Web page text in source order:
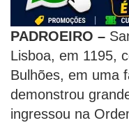
PADROEIRO –
Lisboa, em 1195,
Bulhões, em uma
demonstrou
ingressou na